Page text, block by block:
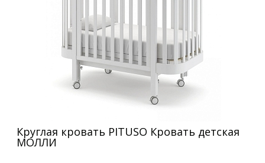
Круглая кровать PITUSO Кровать детская
МОЛЛИ